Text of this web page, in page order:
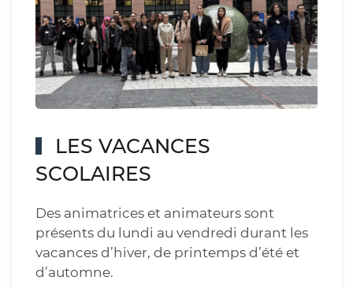
LES VACANCES
SCOLAIRES
Des animatrices et animateurs sont
présents du lundi au vendredi durant les
vacances d’hiver, de printemps d’été et
d’automne.